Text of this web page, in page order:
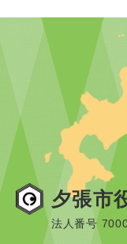
夕張市
法人番号